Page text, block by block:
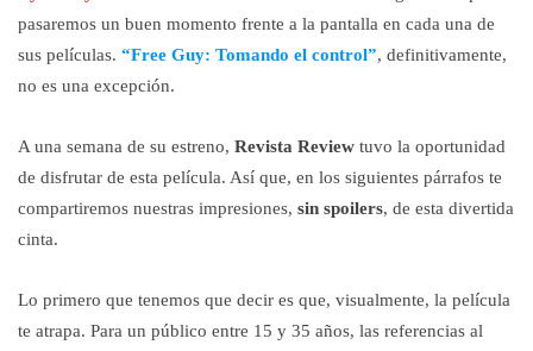
pasaremos un buen momento frente a la pantalla en cada una de
sus películas. “Free Guy: Tomando el control”, definitivamente,
no es una excepción.
A una semana de su estreno, Revista Review tuvo la oportunidad
de disfrutar de esta película. Así que, en los siguientes párrafos te
compartiremos nuestras impresiones, sin spoilers, de esta divertida
cinta.
Lo primero que tenemos que decir es que, visualmente, la película
te atrapa. Para un público entre 15 y 35 años, las referencias al